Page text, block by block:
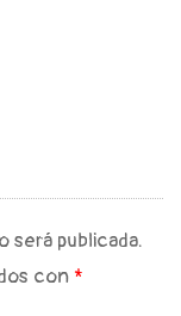
publicada.
con *